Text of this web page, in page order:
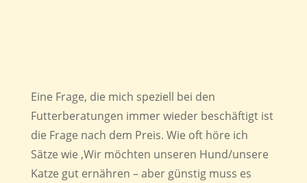
Eine Frage, die mich speziell bei den
Futterberatungen immer wieder beschäftigt ist
die Frage nach dem Preis. Wie oft höre ich
Sätze wie ‚Wir möchten unseren Hund/unsere
Katze gut ernähren – aber günstig muss es